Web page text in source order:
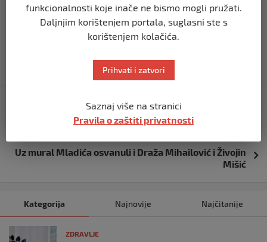
Velika akcija policije u Banjoj Luci: Zaplijenjena 303
kilograma skanka, uhapšeno osam osoba
Uz mural Mladića osvanuli i Draža Mihailović i Živojin
Mišić
Kategorija Najnovije Najčitanije
ZDRAVLJE
funkcionalnosti koje inače ne bismo mogli pružati.
Daljnjim korištenjem portala, suglasni ste s
korištenjem kolačića.
Prihvati i zatvori
Saznaj više na stranici
Pravila o zaštiti privatnosti